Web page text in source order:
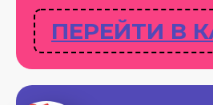
ПЕРЕЙТИ В